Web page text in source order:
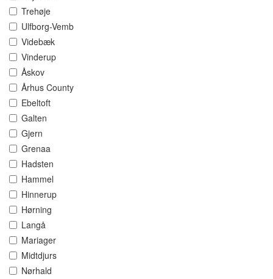
Trehøje
Ulfborg-Vemb
Videbæk
Vinderup
Åskov
Århus County
Ebeltoft
Galten
Gjern
Grenaa
Hadsten
Hammel
Hinnerup
Hørning
Langå
Mariager
Midtdjurs
Nørhald